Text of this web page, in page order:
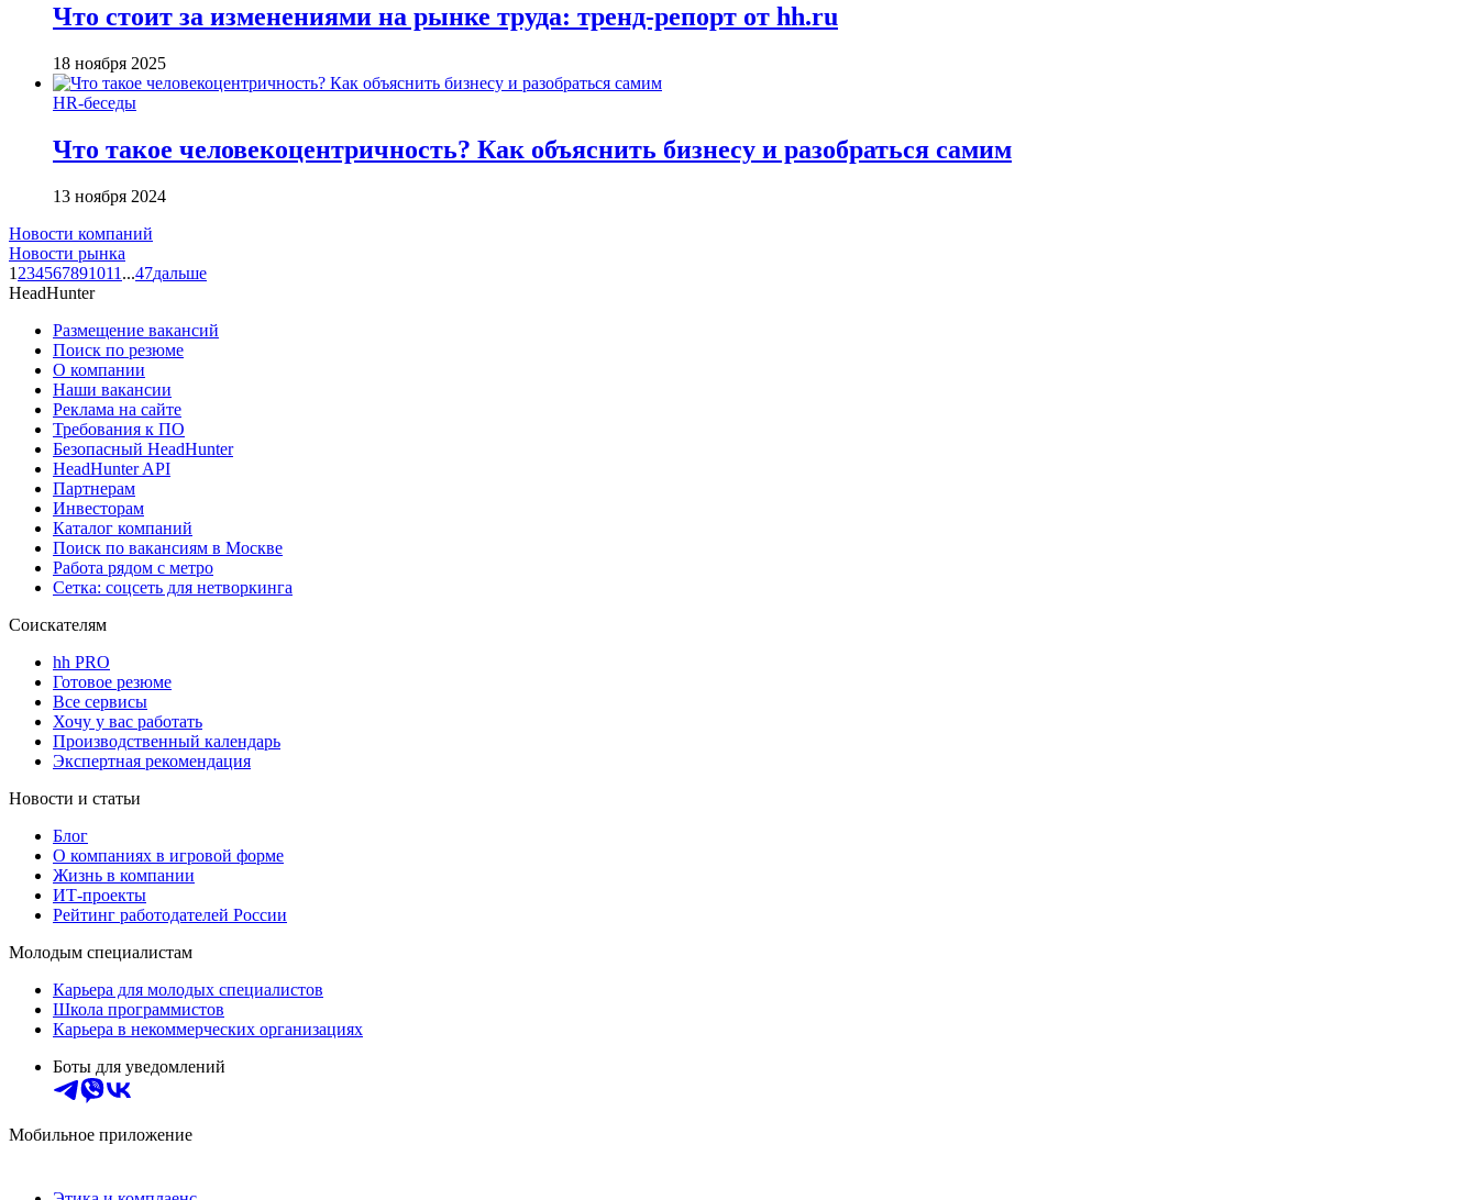
Что стоит за изменениями на рынке труда: тренд-репорт от hh.ru
18 ноября 2025
HR-беседы
Что такое человеко­центричность? Как объяснить бизнесу и разобраться самим
13 ноября 2024
Новости компаний
Новости рынка
1 234567891011 ...47дальше
HeadHunter
Размещение вакансий
Поиск по резюме
О компании
Наши вакансии
Реклама на сайте
Требования к ПО
Безопасный HeadHunter
HeadHunter API
Партнерам
Инвесторам
Каталог компаний
Поиск по вакансиям в Москве
Работа рядом с метро
Сетка: соцсеть для нетворкинга
Соискателям
hh PRO
Готовое резюме
Все сервисы
Хочу у вас работать
Производственный календарь
Экспертная рекомендация
Новости и статьи
Блог
О компаниях в игровой форме
Жизнь в компании
ИТ-проекты
Рейтинг работодателей России
Молодым специалистам
Карьера для молодых специалистов
Школа программистов
Карьера в некоммерческих организациях
Боты для уведомлений
Мобильное приложение